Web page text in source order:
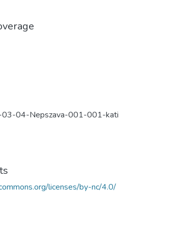
04-Nepszava-001-001-kati
licenses/by-nc/4.0/